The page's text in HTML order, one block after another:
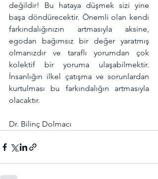
değildir! Bu hataya düşmek sizi yine
başa döndürecektir. Önemli olan kendi
farkındalığınızın artmasıyla aksine,
egodan bağımsız bir değer yaratmış
olmanızdır ve taraflı yorumdan çok
kolektif bir yoruma ulaşabilmektir.
İnsanlığın ilkel çatışma ve sorunlardan
kurtulması bu farkındalığın artmasıyla
olacaktır.
Dr. Bilinç Dolmacı